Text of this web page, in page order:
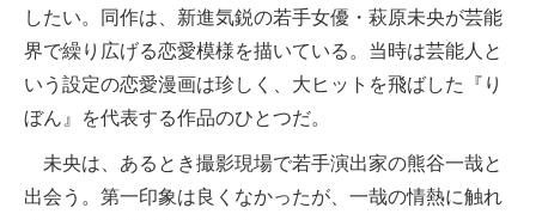
したい。同作は、新進気鋭の若手女優・萩原未央が芸能
界で繰り広げる恋愛模様を描いている。当時は芸能人と
いう設定の恋愛漫画は珍しく、大ヒットを飛ばした『り
ぼん』を代表する作品のひとつだ。
未央は、あるとき撮影現場で若手演出家の熊谷一哉と
出会う。第一印象は良くなかったが、一哉の情熱に触れ